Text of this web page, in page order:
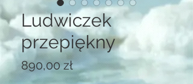
Ludwiczek
przepiękny
890,00 złCena